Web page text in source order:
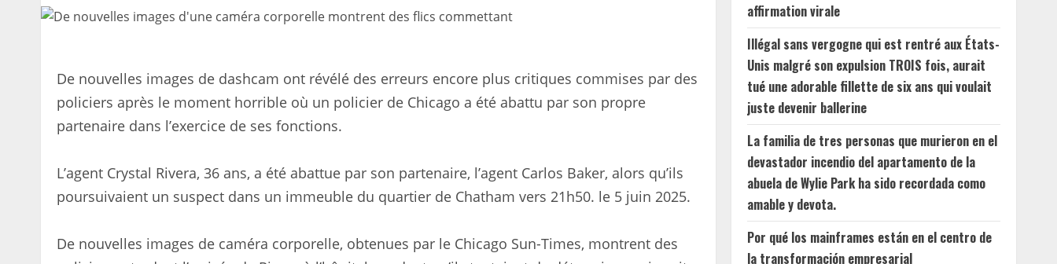
De nouvelles images de dashcam ont révélé des erreurs encore plus critiques commises par des
policiers après le moment horrible où un policier de Chicago a été abattu par son propre
partenaire dans l’exercice de ses fonctions.
L’agent Crystal Rivera, 36 ans, a été abattue par son partenaire, l’agent Carlos Baker, alors qu’ils
poursuivaient un suspect dans un immeuble du quartier de Chatham vers 21h50. le 5 juin 2025.
De nouvelles images de caméra corporelle, obtenues par le Chicago Sun-Times, montrent des
affirmation virale
Illégal sans vergogne qui est rentré aux États-
Unis malgré son expulsion TROIS fois, aurait
tué une adorable fillette de six ans qui voulait
juste devenir ballerine
La familia de tres personas que murieron en el
devastador incendio del apartamento de la
abuela de Wylie Park ha sido recordada como
amable y devota.
Por qué los mainframes están en el centro de
la transformación empresarial